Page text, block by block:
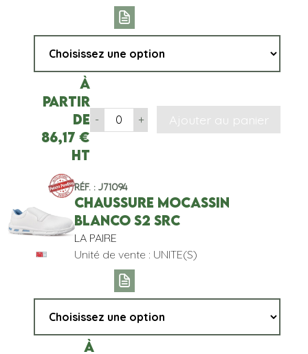
À
partir
de
86,17 €
HT
- + Ajouter au panier
Réf. : J71094
CHAUSSURE MOCASSIN
BLANCO S2 SRC
LA PAIRE
Unité de vente : UNITE(S)
À